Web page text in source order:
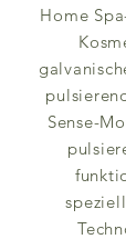
Home
Sense-